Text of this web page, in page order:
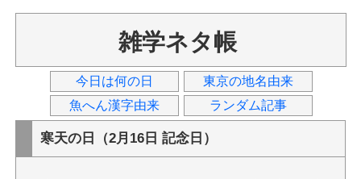
雑学ネタ帳
今日は何の日
東京の地名由来
魚へん漢字由来
ランダム記事
寒天の日（2月16日 記念日）